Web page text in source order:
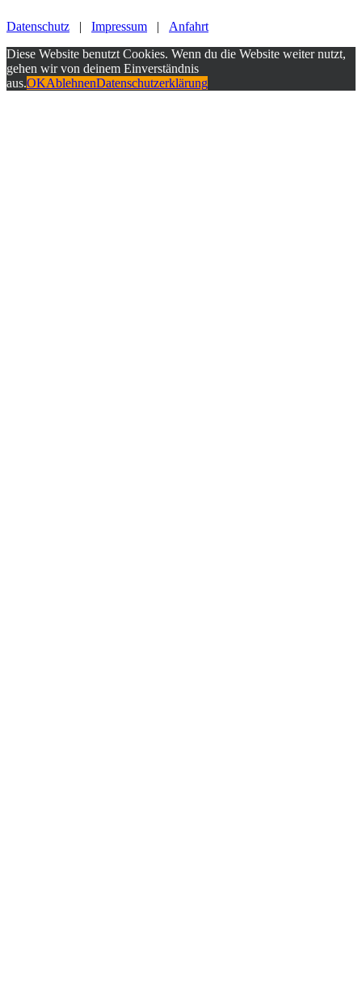
Datenschutz | Impressum | Anfahrt
Diese Website benutzt Cookies. Wenn du die Website weiter nutzt,
gehen wir von deinem Einverständnis
aus.OKAblehnenDatenschutzerklärung